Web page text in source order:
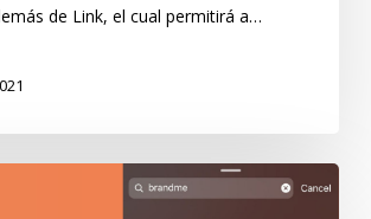
de Link, el cual permitirá a…